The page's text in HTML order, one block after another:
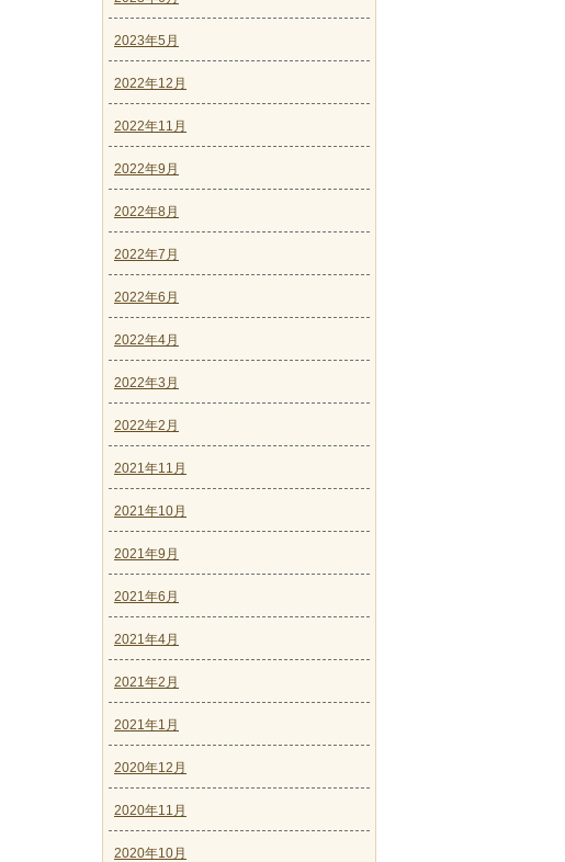
2023年5月
2022年12月
2022年11月
2022年9月
2022年8月
2022年7月
2022年6月
2022年4月
2022年3月
2022年2月
2021年11月
2021年10月
2021年9月
2021年6月
2021年4月
2021年2月
2021年1月
2020年12月
2020年11月
2020年10月